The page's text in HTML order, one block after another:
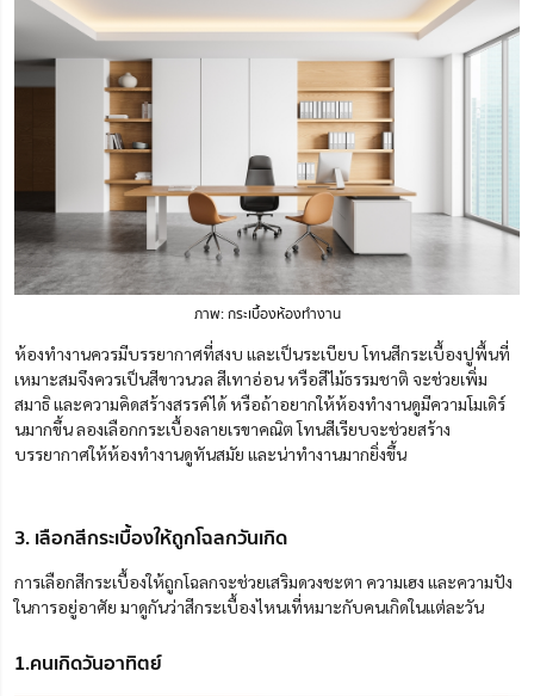
ภาพ: กระเบื้องห้องทำงาน
ห้องทำงานควรมีบรรยากาศที่สงบ และเป็นระเบียบ โทนสีกระเบื้องปูพื้นที่
เหมาะสมจึงควรเป็นสีขาวนวล สีเทาอ่อน หรือสีไม้ธรรมชาติ จะช่วยเพิ่ม
สมาธิ และความคิดสร้างสรรค์ได้ หรือถ้าอยากให้ห้องทำงานดูมีความโมเดิร์
นมากขึ้น ลองเลือกกระเบื้องลายเรขาคณิต โทนสีเรียบจะช่วยสร้าง
บรรยากาศให้ห้องทำงานดูทันสมัย และน่าทำงานมากยิ่งขึ้น
3. เลือกสีกระเบื้องให้ถูกโฉลกวันเกิด
การเลือกสีกระเบื้องให้ถูกโฉลกจะช่วยเสริมดวงชะตา ความเฮง และความปัง
ในการอยู่อาศัย มาดูกันว่าสีกระเบื้องไหนเที่หมาะกับคนเกิดในแต่ละวัน
1.คนเกิดวันอาทิตย์